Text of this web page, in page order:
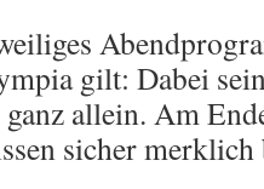
gilt: Dabei
allein. Am
sicher